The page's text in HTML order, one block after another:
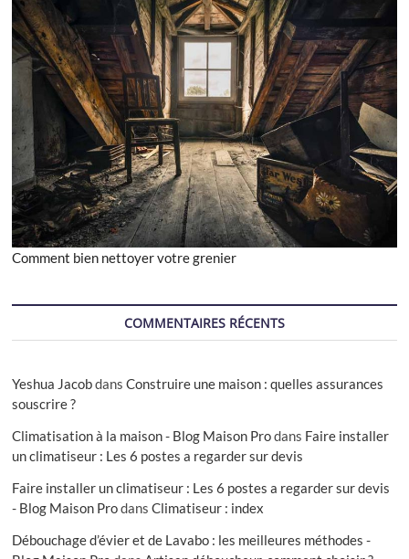
Comment bien nettoyer votre grenier
COMMENTAIRES RÉCENTS
Yeshua JacobdansConstruire une maison : quelles assurances
souscrire ?
Climatisation à la maison - Blog Maison Prodans Faire installer
un climatiseur : Les 6 postes a regarder sur devis
Faire installer un climatiseur : Les 6 postes a regarder sur devis
- Blog Maison ProdansClimatiseur : index
Débouchage d’évier et de Lavabo : les meilleures méthodes -